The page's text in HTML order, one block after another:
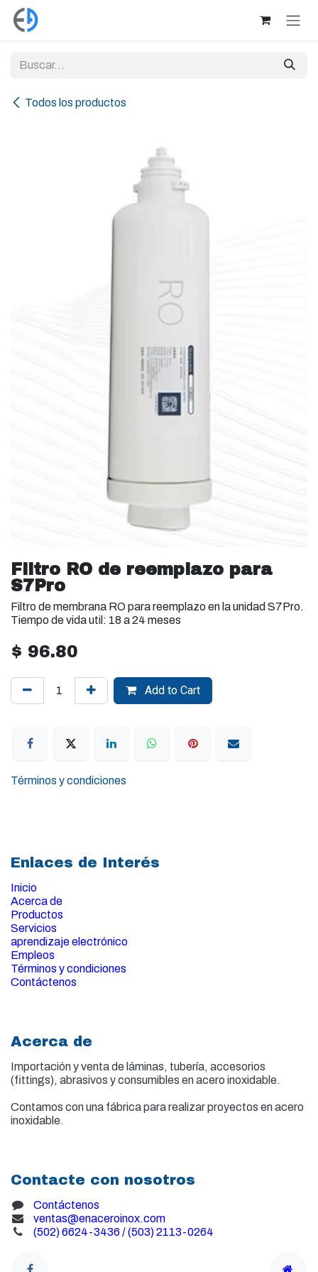
Ir al contenido
Todos los productos
Filtro RO de reemplazo para
S7Pro
Filtro de membrana RO para reemplazo en la unidad S7Pro.
Tiempo de vida util: 18 a 24 meses
$ 96.80
Add to Cart
Términos y condiciones
Enlaces de Interés
Inicio
Acerca de
Productos
Servicios
aprendizaje electrónico
Empleos
Términos y condiciones
Contáctenos
Acerca de
Importación y venta de láminas, tubería, accesorios
(fittings), abrasivos y consumibles en acero inoxidable.
Contamos con una fábrica para realizar proyectos en acero
inoxidable.
Contacte con nosotros
Contáctenos
ventas@enaceroinox.com
(502) 6624-3436 / (503) 2113-0264